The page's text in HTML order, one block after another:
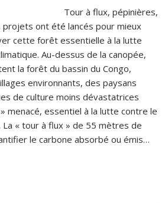
Tour à flux, pépinières,
ont été lancés pour mieux
cette forêt essentielle à la lutte
Au-dessus de la canopée,
la forêt du bassin du Congo,
environnants, des paysans
de culture moins dévastatrices
menacé, essentiel à la lutte contre le
La « tour à flux » de 55 mètres de
le carbone absorbé ou émis…